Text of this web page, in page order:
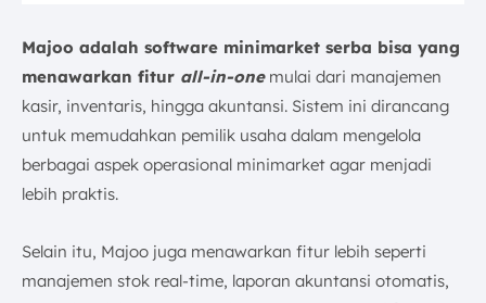
Majoo adalah software minimarket serba bisa yang
menawarkan fitur all-in-onemulai dari manajemen
kasir, inventaris, hingga akuntansi. Sistem ini dirancang
untuk memudahkan pemilik usaha dalam mengelola
berbagai aspek operasional minimarket agar menjadi
lebih praktis.
Selain itu, Majoo juga menawarkan fitur lebih seperti
manajemen stok real-time, laporan akuntansi otomatis,